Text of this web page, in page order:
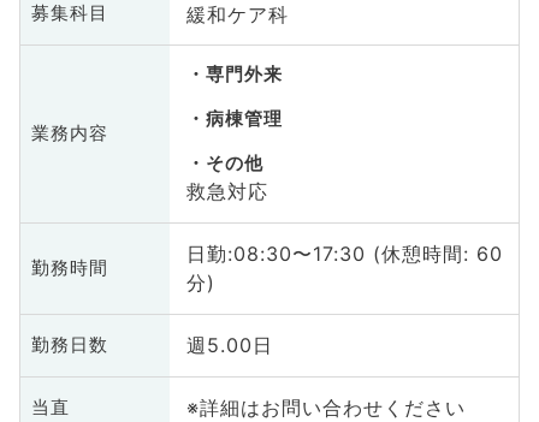
募集科目 緩和ケア科
業務内容
専門外来
病棟管理
その他
救急対応
勤務時間
日勤:08:30〜17:30 (休憩時間: 60
分)
勤務日数 週5.00日
当直 ※詳細はお問い合わせください